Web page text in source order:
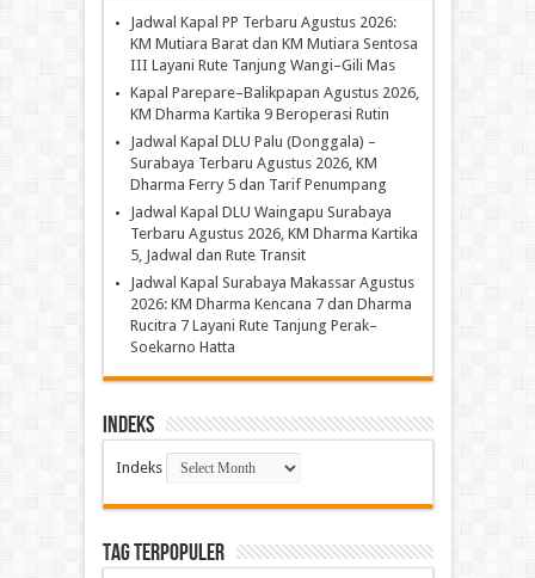
Jadwal Kapal PP Terbaru Agustus 2026:
KM Mutiara Barat dan KM Mutiara Sentosa
III Layani Rute Tanjung Wangi–Gili Mas
Kapal Parepare–Balikpapan Agustus 2026,
KM Dharma Kartika 9 Beroperasi Rutin
Jadwal Kapal DLU Palu (Donggala) –
Surabaya Terbaru Agustus 2026, KM
Dharma Ferry 5 dan Tarif Penumpang
Jadwal Kapal DLU Waingapu Surabaya
Terbaru Agustus 2026, KM Dharma Kartika
5, Jadwal dan Rute Transit
Jadwal Kapal Surabaya Makassar Agustus
2026: KM Dharma Kencana 7 dan Dharma
Rucitra 7 Layani Rute Tanjung Perak–
Soekarno Hatta
Indeks
Indeks
TAG TERPOPULER